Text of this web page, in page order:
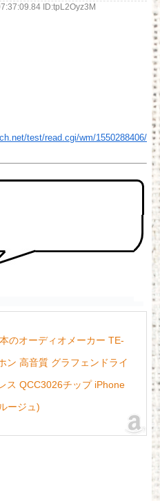
ID:tpL2Oyz3M
test/read.cgi/wm/1550288406/
のオーディオメーカー TE-
ン 高音質 グラフェンドライ
ス QCC3026チップ iPhone
ージュ)